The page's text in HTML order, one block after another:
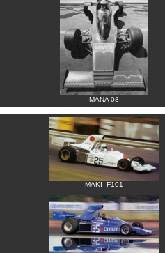
MANA 08
MAKI  F101